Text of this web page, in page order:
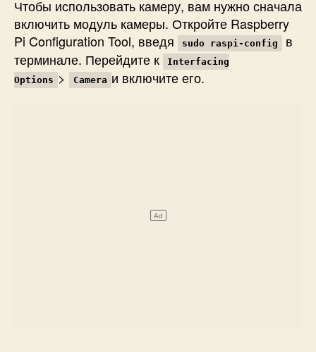
Чтобы использовать камеру, вам нужно сначала
включить модуль камеры. Откройте Raspberry
Pi Configuration Tool, введя
sudo raspi-config
в
терминале. Перейдите к
Interfacing
Options > Camera и включите его.